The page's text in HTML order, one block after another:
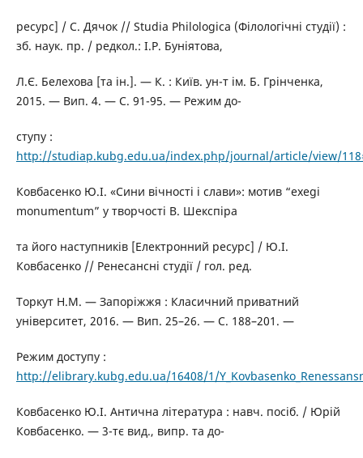
ресурс] / С. Дячок // Studia Philologica (Філологічні студії) :
зб. наук. пр. / редкол.: І.Р. Буніятова,
Л.Є. Белехова [та ін.]. — К. : Київ. ун-т ім. Б. Грінченка,
2015. — Вип. 4. — С. 91-95. — Режим до-
ступу :
http://studiap.kubg.edu.ua/index.php/journal/article/view/
Ковбасенко Ю.І. «Сини вічності і слави»: мотив “exegi
monumentum” у творчості В. Шекспіра
та його наступників [Електронний ресурс] / Ю.І.
Ковбасенко // Ренесансні студії / гол. ред.
Торкут Н.М. — Запоріжжя : Класичний приватний
університет, 2016. — Вип. 25–26. — С. 188–201. —
Режим доступу :
http://elibrary.kubg.edu.ua/16408/1/
Ковбасенко Ю.І. Антична літеpатуpа : навч. посіб. / Юрій
Ковбасенко. — 3-тє вид., випp. та до-